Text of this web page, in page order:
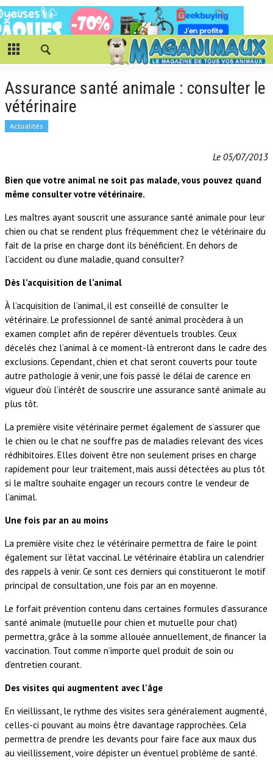
Assurance santé animale : consulter le
vétérinaire
Actualités
Le 05/07/2013
Bien que votre animal ne soit pas malade, vous pouvez quand
même consulter votre vétérinaire.
Les maîtres ayant souscrit une assurance santé animale pour leur
chien ou chat se rendent plus fréquemment chez le vétérinaire du
fait de la prise en charge dont ils bénéficient. En dehors de
l’accident ou d’une maladie, quand consulter?
Dès l’acquisition de l’animal
À l’acquisition de l’animal, il est conseillé de consulter le
vétérinaire. Le professionnel de santé animal procèdera à un
examen complet afin de repérer d’éventuels troubles. Ceux
décelés chez l’animal à ce moment-là entreront dans le cadre des
exclusions. Cependant, chien et chat seront couverts pour toute
autre pathologie à venir, une fois passé le délai de carence en
vigueur d’où l’intérêt de souscrire une assurance santé animale au
plus tôt.
La première visite vétérinaire permet également de s’assurer que
le chien ou le chat ne souffre pas de maladies relevant des vices
rédhibitoires. Elles doivent être non seulement prises en charge
rapidement pour leur traitement, mais aussi détectées au plus tôt
si le maître souhaite engager un recours contre le vendeur de
l’animal.
Une fois par an au moins
La première visite chez le vétérinaire permettra de faire le point
également sur l’état vaccinal. Le vétérinaire établira un calendrier
des rappels à venir. Ce sont ces derniers qui constitueront le motif
principal de consultation, une fois par an en moyenne.
Le forfait prévention contenu dans certaines formules d’assurance
santé animale (mutuelle pour chien et mutuelle pour chat)
permettra, grâce à la somme allouée annuellement, de financer la
vaccination. Tout comme n’importe quel produit de soin ou
d’entretien courant.
Des visites qui augmentent avec l’âge
En vieillissant, le rythme des visites sera généralement augmenté,
celles-ci pouvant au moins être davantage rapprochées. Cela
permettra de prendre les devants pour faire face aux maux dus
au vieillissement, voire dépister un éventuel problème de santé.